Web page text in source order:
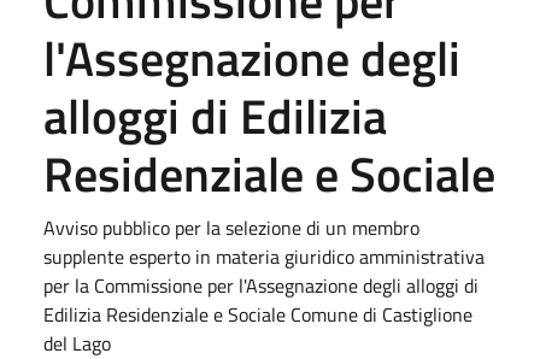
l'Assegnazione degli
alloggi di Edilizia
Residenziale e Sociale
Avviso pubblico per la selezione di un membro
supplente esperto in materia giuridico amministrativa
per la Commissione per l'Assegnazione degli alloggi di
Edilizia Residenziale e Sociale Comune di Castiglione
del Lago